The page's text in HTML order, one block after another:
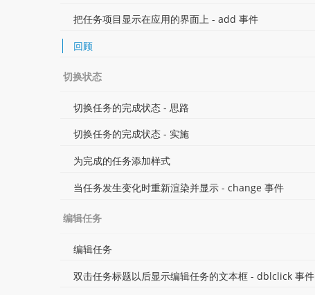
把任务项目显示在应用的界面上 - add 事件
回顾
切换状态
切换任务的完成状态 - 思路
切换任务的完成状态 - 实施
为完成的任务添加样式
当任务发生变化时重新渲染并显示 - change 事件
编辑任务
编辑任务
双击任务标题以后显示编辑任务的文本框 - dblclick 事件